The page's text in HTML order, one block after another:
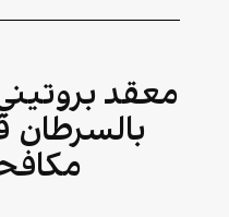
معقد
بالسرطان